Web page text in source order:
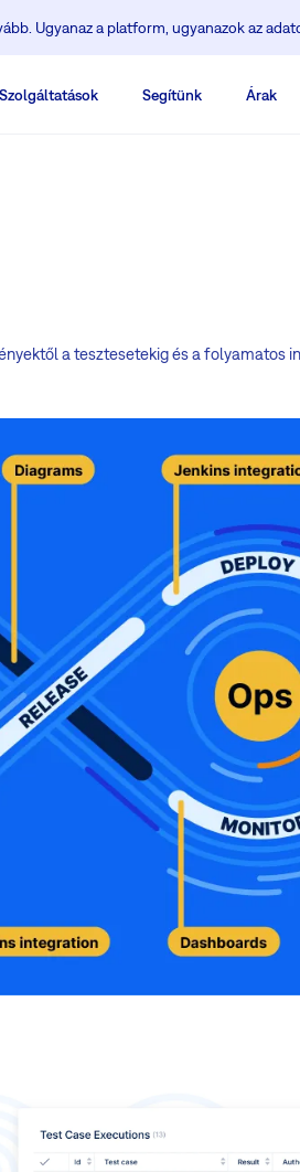
Ugyanaz a platform, ugyanazok az
Szolgáltatások Segítünk Árak
a tesztesetekig és a folyamatos